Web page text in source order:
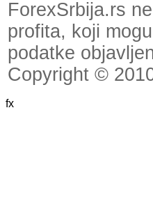
ForexSrbija.rs
profita, koji
podatke
Copyright ©
fx